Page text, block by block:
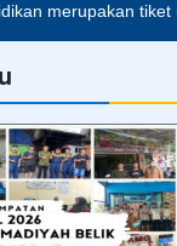
rutin di pagi hari